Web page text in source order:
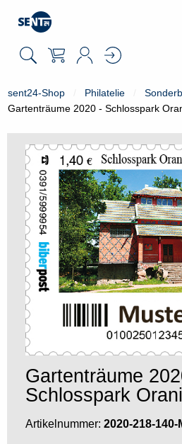
sent24-Shop Philatelie
Gartenträume 2020 - Schlosspark
Gartenträume
Schlosspark
Artikelnummer: 2020-218-140-